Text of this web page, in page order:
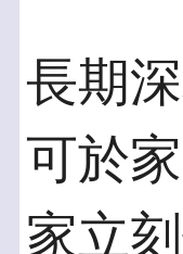
長期
可於
家立